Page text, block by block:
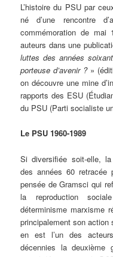
L’histoiredu PSU par
né d’une rencontre
commémoration de mai
auteurs dans une
luttes des années
porteuse d’avenir ?»
on découvre une mine
rapports des ESU
du PSU (Parti socialiste
Le PSU 1960-1989
Si diversifiée soit-elle, la
des années 60
pensée de Gramsci qui
la reproduction
déterminisme marxisme
principalement son
en est l’un des
décennies la